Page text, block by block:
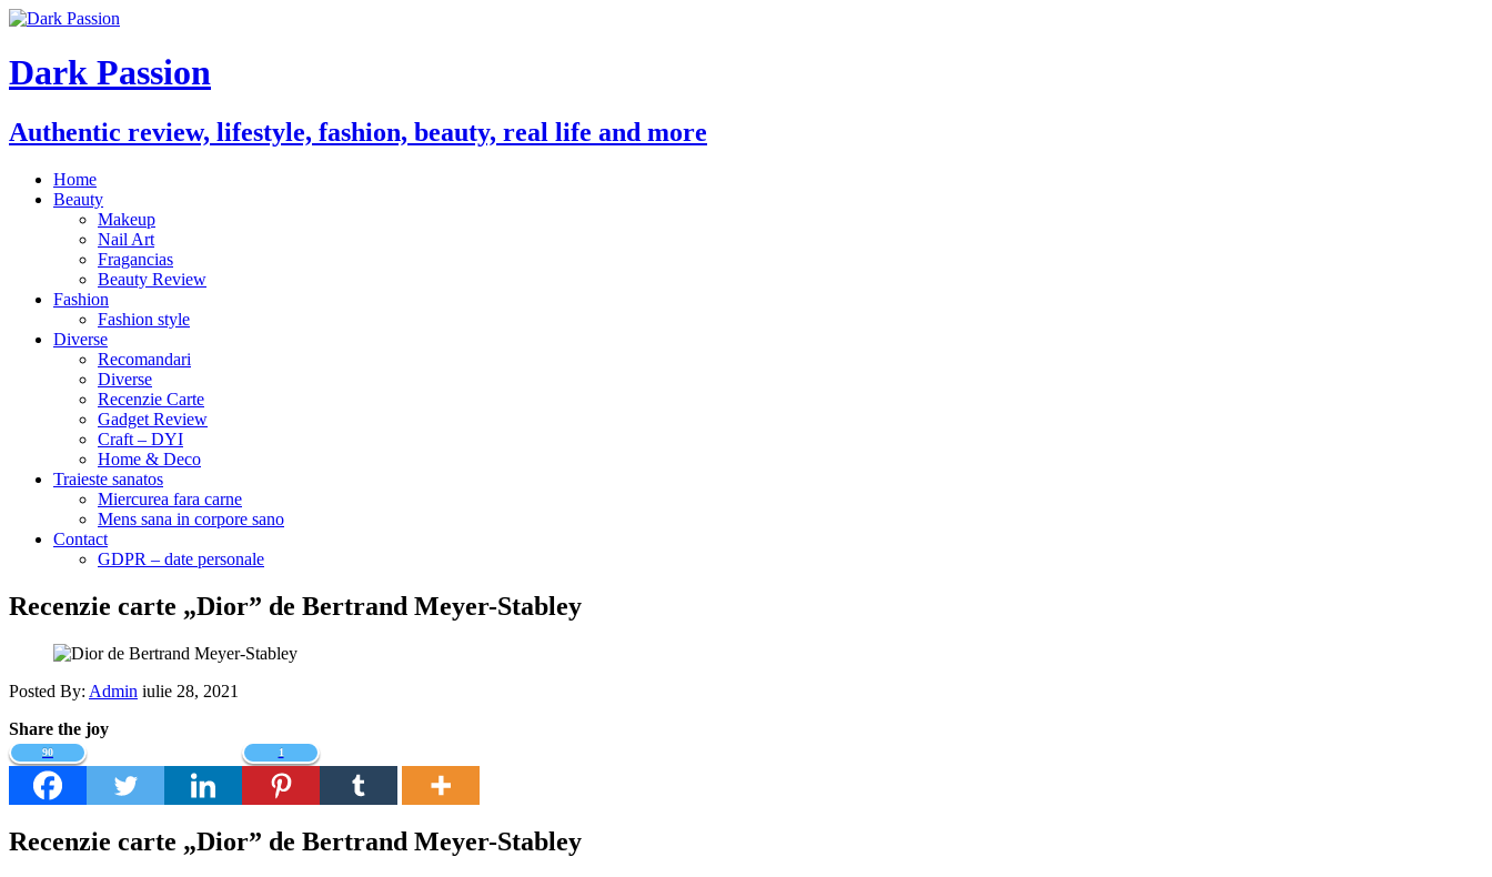
Dark Passion
Authentic review, lifestyle, fashion, beauty, real life and more
Home
Beauty
Makeup
Nail Art
Fragancias
Beauty Review
Fashion
Fashion style
Diverse
Recomandari
Diverse
Recenzie Carte
Gadget Review
Craft – DYI
Home & Deco
Traieste sanatos
Miercurea fara carne
Mens sana in corpore sano
Contact
GDPR – date personale
Recenzie carte „Dior” de Bertrand Meyer-Stabley
Posted By: Admin iulie 28, 2021
Share the joy
90 1
Recenzie carte „Dior” de Bertrand Meyer-Stabley